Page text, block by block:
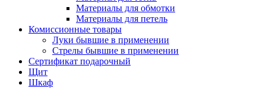
Материалы для обмотки
Материалы для петель
Комиссионные товары
Луки бывшие в применении
Стрелы бывшие в применении
Сертификат подарочный
Щит
Шкаф